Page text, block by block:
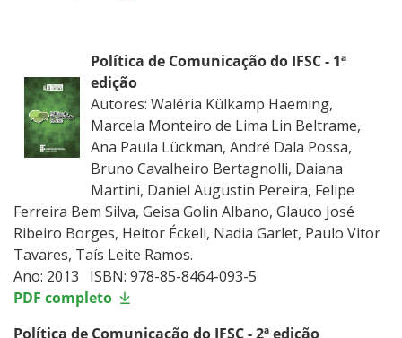
Política de Comunicação do IFSC - 1ª
edição
Autores: Waléria Külkamp Haeming,
Marcela Monteiro de Lima Lin Beltrame,
Ana Paula Lückman, André Dala Possa,
Bruno Cavalheiro Bertagnolli, Daiana
Martini, Daniel Augustin Pereira, Felipe
Ferreira Bem Silva, Geisa Golin Albano, Glauco José
Ribeiro Borges, Heitor Éckeli, Nadia Garlet, Paulo Vitor
Tavares, Taís Leite Ramos.
Ano: 2013 ISBN: 978-85-8464-093-5
PDF completo
Política de Comunicação do IFSC - 2ª edição